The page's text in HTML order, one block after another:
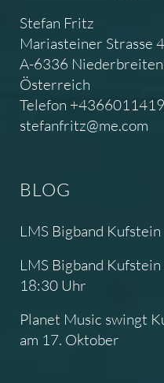
Stefan Fritz
Mariasteiner Strasse
A-6336
Österreich
Telefon
stefanfritz@me.com
BLOG
LMS Bigband Kufstein
LMS Bigband
18:30 Uhr
Planet Music swingt
am 17. Oktober